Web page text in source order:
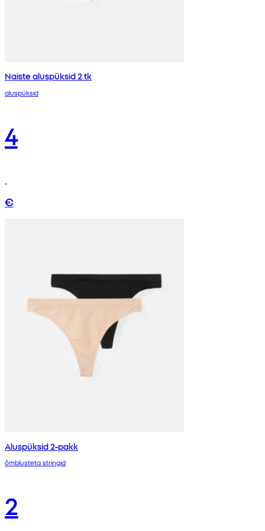
Naiste aluspüksid 2 tk
aluspüksid
4
€
Aluspüksid 2-pakk
õmblusteta stringid
2